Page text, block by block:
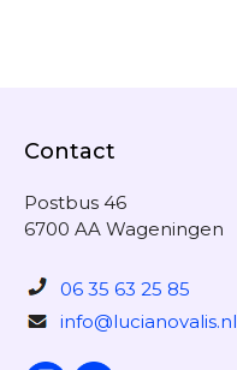
Contact
Postbus 46
6700 AA Wageningen
06 35 63 25 85
info@lucianovalis.nl